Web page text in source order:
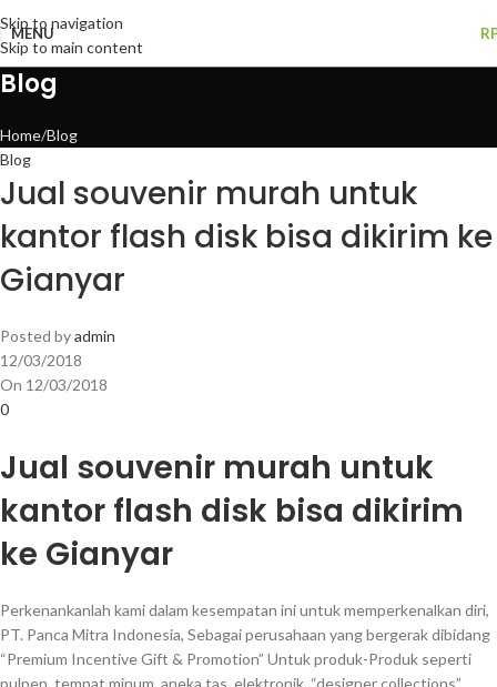
Skip to navigation
Skip to main content
MENU
Blog
Home Blog
Blog
Jual souvenir murah untuk
kantor flash disk bisa dikirim ke
Gianyar
Posted byadmin
12/03/2018
On 12/03/2018
0
Jual souvenir murah untuk
kantor flash disk bisa dikirim
ke Gianyar
Perkenankanlah kami dalam kesempatan ini untuk memperkenalkan diri,
PT. Panca Mitra Indonesia, Sebagai perusahaan yang bergerak dibidang
“Premium Incentive Gift & Promotion” Untuk produk-Produk seperti
pulpen, tempat minum, aneka tas, elektronik, “designer collections”